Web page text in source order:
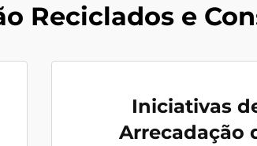
Reciclados e
Iniciativas
Arrecadação